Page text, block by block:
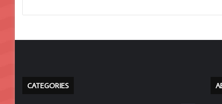
CATEGORIES